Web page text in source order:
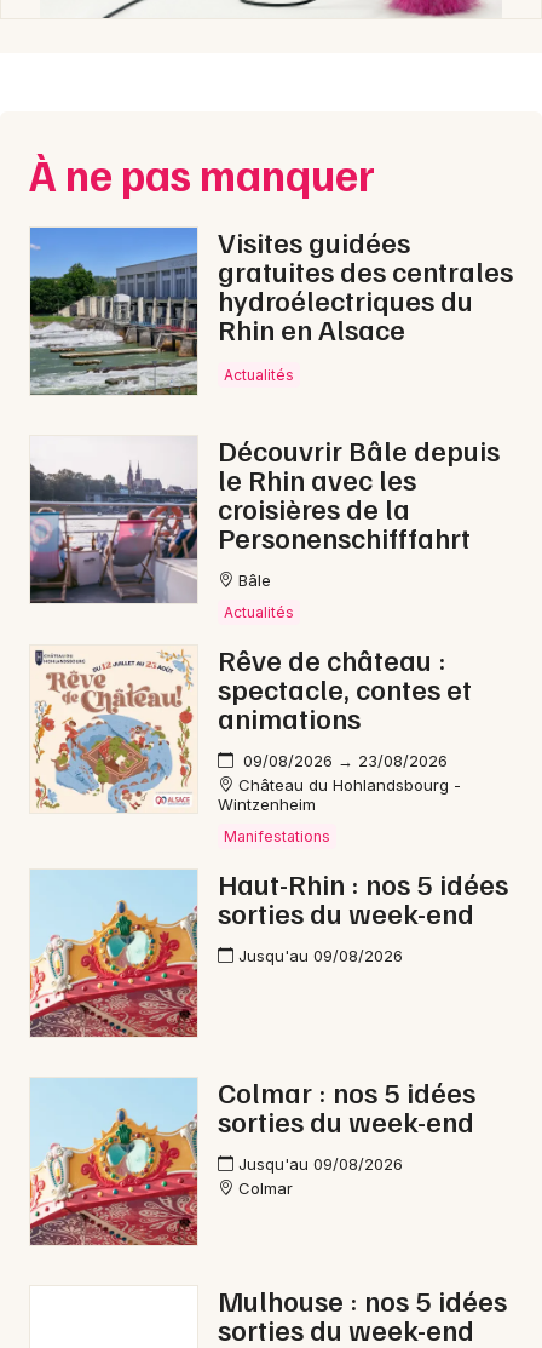
À ne pas manquer
Visites guidées
gratuites des centrales
hydroélectriques du
Rhin en Alsace
Actualités
Découvrir Bâle depuis
le Rhin avec les
croisières de la
Personenschifffahrt
Bâle
Actualités
Rêve de château :
spectacle, contes et
animations
09/08/2026 → 23/08/2026
Château du Hohlandsbourg -
Wintzenheim
Manifestations
Haut-Rhin : nos 5 idées
sorties du week-end
Jusqu'au 09/08/2026
Colmar : nos 5 idées
sorties du week-end
Jusqu'au 09/08/2026
Colmar
Mulhouse : nos 5 idées
sorties du week-end